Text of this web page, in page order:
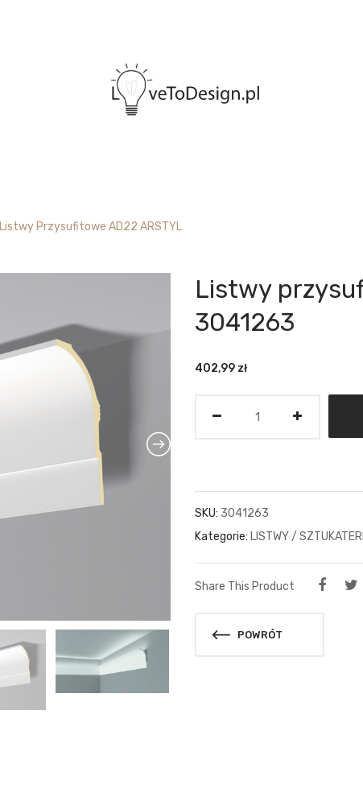
Listwy Przysufitowe AD22 ARSTYL
Listwy
3041263
402,99 zł
SKU: 3041263
Kategorie: LISTWY /
Share This Product
POWRÓT